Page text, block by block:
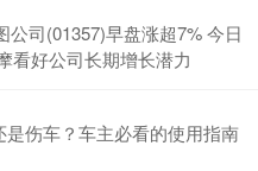
司(01357)早盘涨超7% 今日
看好公司长期增长潜力
伤车？车主必看的使用指南